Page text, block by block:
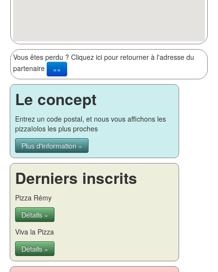
Vous êtes perdu ? Cliquez ici pour retourner à l'adresse du
partenaire
»»
Le concept
Entrez un code postal, et nous vous affichons les
pizzaïolos les plus proches
Plus d'information »
Derniers inscrits
Pizza Rémy
Détails »
Viva la Pizza
Détails »